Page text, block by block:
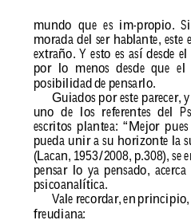
mundo que es im-propio. Si
morada del ser hablante, este
extraño. Y esto es así desde el
por lo menos desde que el
posibilidad de pensarlo.
Guiados por este parecer, y
uno de los referentes del
escritos plantea: “Mejor pues
pueda unir a su horizonte la
(Lacan, 1953/2008, p.308), se
pensar lo ya pensado, acerca
psicoanalítica.
Vale recordar, en
freudiana: